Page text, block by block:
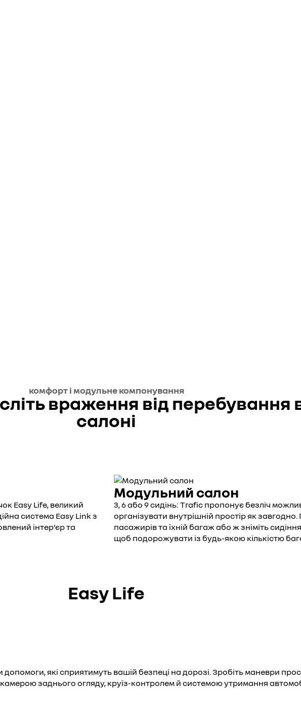
комфорт і модульне компонування
враження від перебування
салоні
Easy Life, великий
система Easy Link з
інтер’єр та
Модульний салон
3, 6 або 9 сидінь: Trafic пропонує безліч
організувати внутрішній простір як
пасажирів та їхній багаж або ж зніміть
щоб подорожувати із будь-якою кількістю
Easy Life
які сприятимуть вашій безпеці на дорозі. Зробіть маневри
заднього огляду, круїз-контролем й системою утримання